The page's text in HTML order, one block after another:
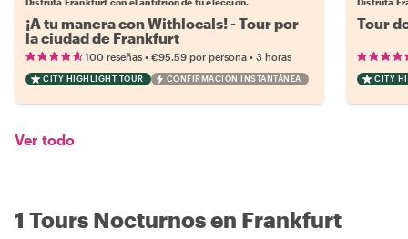
¡A tu manera con Withlocals! - Tour por
la ciudad de Frankfurt
100 reseñas • €95.59 por persona • 3 horas
CITY HIGHLIGHT TOUR CONFIRMACIÓN INSTANTÁNEA
Tour
CITY
Ver todo
1 Tours Nocturnos en Frankfurt